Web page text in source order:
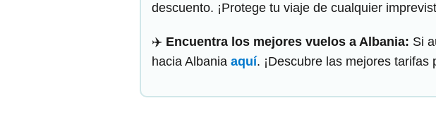
descuento. ¡Protege tu viaje de cualquier
✈️ Encuentra los mejores vuelos a Albania: Si
hacia Albania aquí. ¡Descubre las mejores tarifas